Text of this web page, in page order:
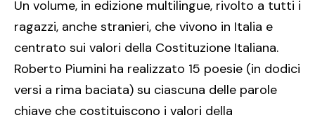
Un volume, in edizione multilingue, rivolto a tutti i
ragazzi, anche stranieri, che vivono in Italia e
centrato sui valori della Costituzione Italiana.
Roberto Piumini ha realizzato 15 poesie (in dodici
versi a rima baciata) su ciascuna delle parole
chiave che costituiscono i valori della